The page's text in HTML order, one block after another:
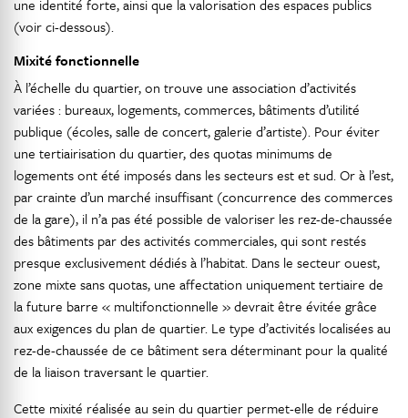
une identité forte, ainsi que la valorisation des espaces publics
(voir ci-dessous).
Mixité fonctionnelle
À l’échelle du quartier, on trouve une association d’activités
variées : bureaux, logements, commerces, bâtiments d’utilité
publique (écoles, salle de concert, galerie d’artiste). Pour éviter
une tertiairisation du quartier, des quotas minimums de
logements ont été imposés dans les secteurs est et sud. Or à l’est,
par crainte d’un marché insuffisant (concurrence des commerces
de la gare), il n’a pas été possible de valoriser les rez-de-chaussée
des bâtiments par des activités commerciales, qui sont restés
presque exclusivement dédiés à l’habitat. Dans le secteur ouest,
zone mixte sans quotas, une affectation uniquement tertiaire de
la future barre « multifonctionnelle » devrait être évitée grâce
aux exigences du plan de quartier. Le type d’activités localisées au
rez-de-chaussée de ce bâtiment sera déterminant pour la qualité
de la liaison traversant le quartier.
Cette mixité réalisée au sein du quartier permet-elle de réduire